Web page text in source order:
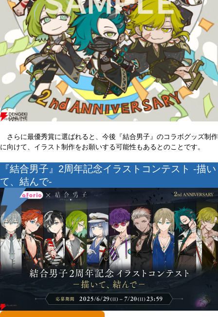
さらに最優秀賞に選ばれると、今後『結合男子』のコラボグッズ制作
に向けて、イラスト制作をお願いする可能性もあるとのことです。
『結合男子』2周年記念イラストコンテスト -描い
て、結んで-